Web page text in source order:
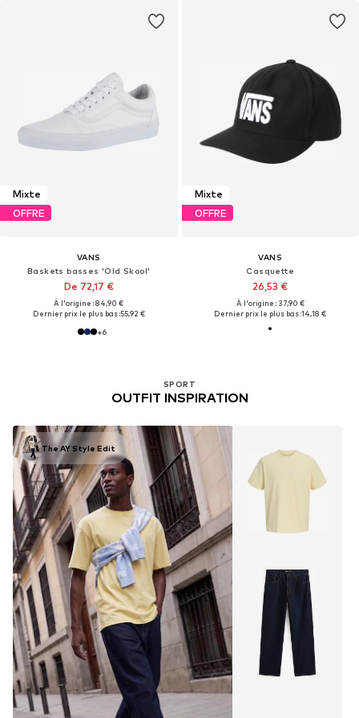
Mixte
OFFRE
VANS
Baskets basses 'Old Skool'
De 72,17 €
À l'origine : 84,90 €
Dernier prix le plus bas :55,92 €
+6
Mixte
OFFRE
VANS
Casquette
26,53 €
À l'origine : 37,90 €
Dernier prix le plus bas :14,18 €
SPORT
OUTFIT INSPIRATION
The AY Style Edit